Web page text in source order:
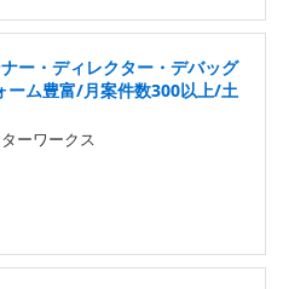
ー・ディレクター・デバッグ
ーム豊富/月案件数300以上/土
ーワークス